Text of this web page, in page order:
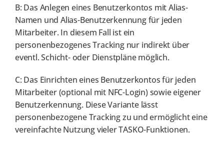
Jobs NEW
B: Das Anlegen eines Benutzerkontos mit Alias-
Namen und Alias-Benutzerkennung für jeden
Mitarbeiter. In diesem Fall ist ein
personenbezogenes Tracking nur indirekt über
eventl. Schicht- oder Dienstpläne möglich.
C: Das Einrichten eines Benutzerkontos für jeden
Mitarbeiter (optional mit NFC-Login) sowie eigener
Benutzerkennung. Diese Variante lässt
personenbezogene Tracking zu und ermöglicht eine
vereinfachte Nutzung vieler TASKO-Funktionen.